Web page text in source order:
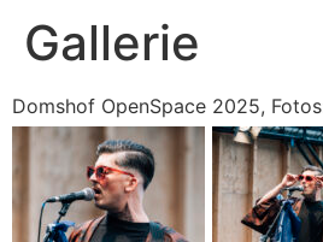
Gallerie
Domshof OpenSpace 2025,